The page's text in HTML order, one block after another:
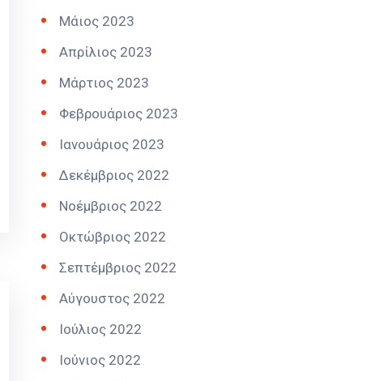
Μάιος 2023
Απρίλιος 2023
Μάρτιος 2023
Φεβρουάριος 2023
Ιανουάριος 2023
Δεκέμβριος 2022
Νοέμβριος 2022
Οκτώβριος 2022
Σεπτέμβριος 2022
Αύγουστος 2022
Ιούλιος 2022
Ιούνιος 2022